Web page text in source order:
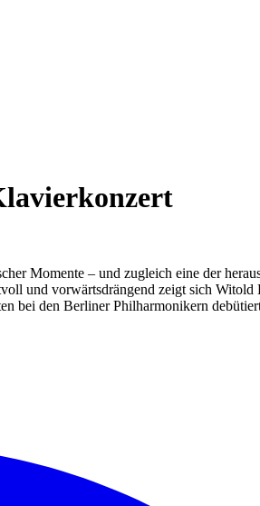
Momente – und zugleich eine der
und vorwärtsdrängend zeigt sich Witold
bei den Berliner Philharmonikern